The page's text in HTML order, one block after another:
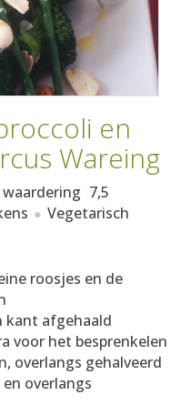
en
Wareing
waardering 7,5
Vegetarisch
roosjes en de
kant afgehaald
voor het besprenkelen
overlangs gehalveerd
overlangs